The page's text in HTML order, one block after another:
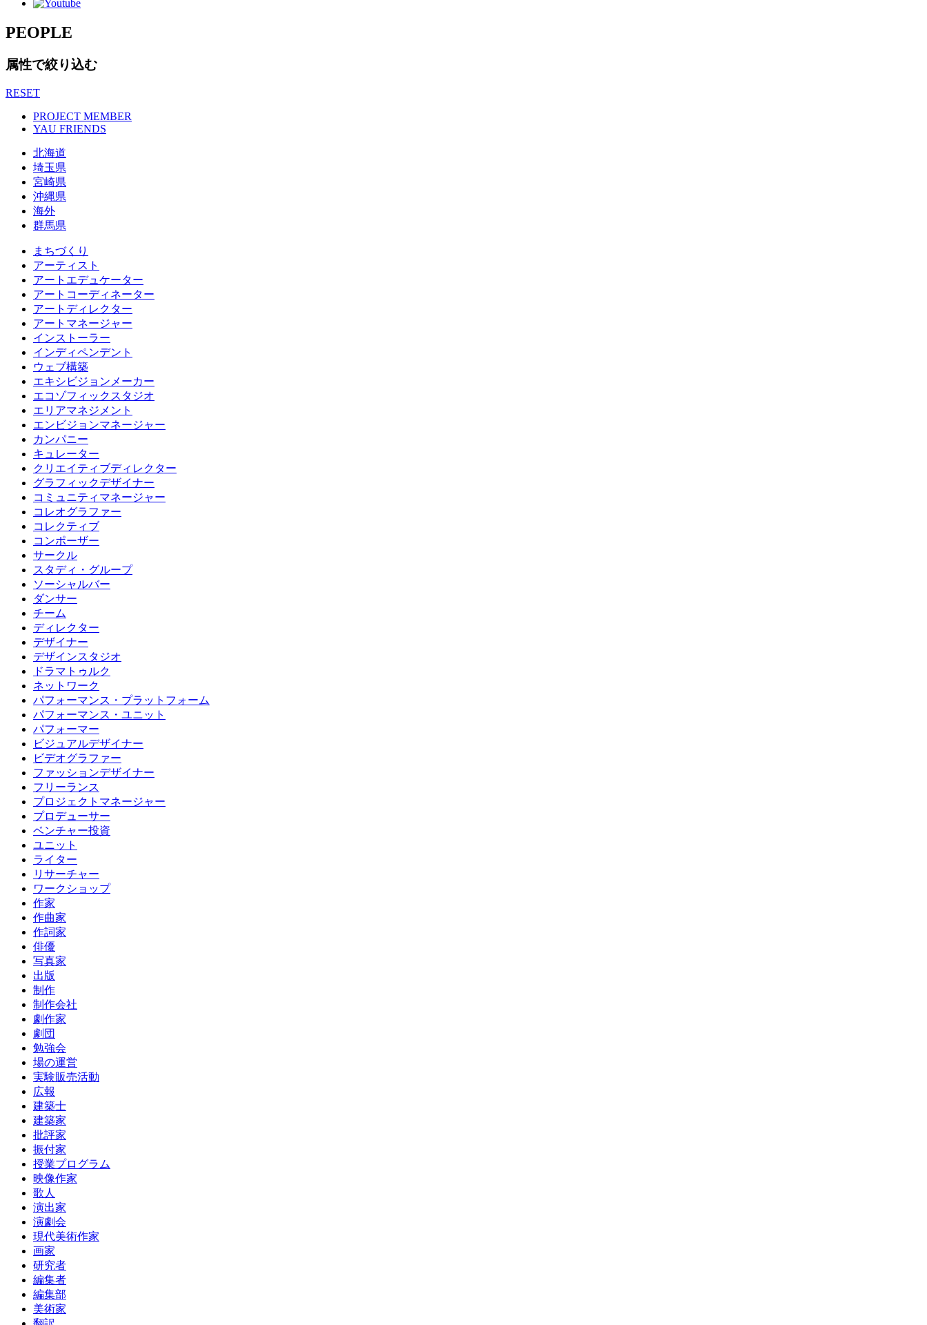
PEOPLE
属性で絞り込む
RESET
PROJECT MEMBER
YAU FRIENDS
北海道
埼玉県
宮崎県
沖縄県
海外
群馬県
まちづくり
アーティスト
アートエデュケーター
アートコーディネーター
アートディレクター
アートマネージャー
インストーラー
インディペンデント
ウェブ構築
エキシビジョンメーカー
エコゾフィックスタジオ
エリアマネジメント
エンビジョンマネージャー
カンパニー
キュレーター
クリエイティブディレクター
グラフィックデザイナー
コミュニティマネージャー
コレオグラファー
コレクティブ
コンポーザー
サークル
スタディ・グループ
ソーシャルバー
ダンサー
チーム
ディレクター
デザイナー
デザインスタジオ
ドラマトゥルク
ネットワーク
パフォーマンス・プラットフォーム
パフォーマンス・ユニット
パフォーマー
ビジュアルデザイナー
ビデオグラファー
ファッションデザイナー
フリーランス
プロジェクトマネージャー
プロデューサー
ベンチャー投資
ユニット
ライター
リサーチャー
ワークショップ
作家
作曲家
作詞家
俳優
写真家
出版
制作
制作会社
劇作家
劇団
勉強会
場の運営
実験販売活動
広報
建築士
建築家
批評家
振付家
授業プログラム
映像作家
歌人
演出家
演劇会
現代美術作家
画家
研究者
編集者
編集部
美術家